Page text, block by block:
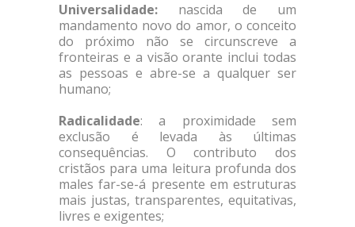
Universalidade: nascida de um
mandamento novo do amor, o conceito
do próximo não se circunscreve a
fronteiras e a visão orante inclui todas
as pessoas e abre-se a qualquer ser
humano;
Radicalidade: a proximidade sem
exclusão é levada às últimas
consequências. O contributo dos
cristãos para uma leitura profunda dos
males far-se-á presente em estruturas
mais justas, transparentes, equitativas,
livres e exigentes;